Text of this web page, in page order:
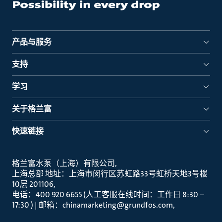
产品与服务
支持
学习
关于格兰富
快速链接
格兰富水泵（上海）有限公司
上海总部 地址：上海市闵行区苏虹路33号虹桥天地3号楼
10层 201106
电话：400 920 6655 (人工客服在线时间：工作日 8:30 –
17:30 ) | 邮箱：chinamarketing@grundfos.com